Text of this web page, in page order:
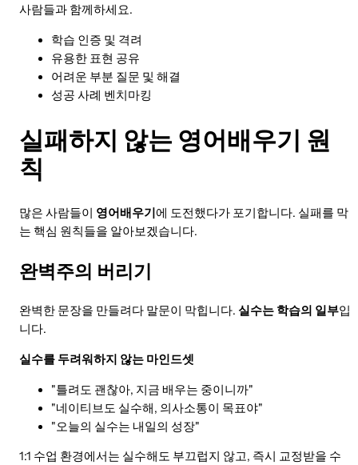
사람들과 함께하세요.
학습 인증 및 격려
유용한 표현 공유
어려운 부분 질문 및 해결
성공 사례 벤치마킹
실패하지 않는 영어배우기 원
칙
많은 사람들이 영어배우기에 도전했다가 포기합니다. 실패를 막
는 핵심 원칙들을 알아보겠습니다.
완벽주의 버리기
완벽한 문장을 만들려다 말문이 막힙니다. 실수는 학습의 일부입
니다.
실수를 두려워하지 않는 마인드셋
"틀려도 괜찮아, 지금 배우는 중이니까"
"네이티브도 실수해, 의사소통이 목표야"
"오늘의 실수는 내일의 성장"
1:1 수업 환경에서는 실수해도 부끄럽지 않고, 즉시 교정받을 수